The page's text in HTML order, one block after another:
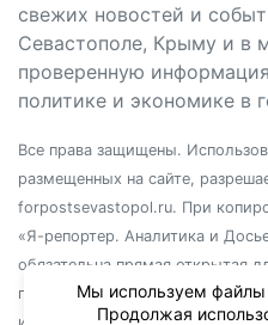
свежих новостей и
Севастополе, Крыму и в
проверенную
политике и экономике в
Все права защищены.
размещенных на сайте,
forpostsevastopol.ru. При
«Я-репортер. Аналитика и
обязательна прямая открытая
гиперссылка. Независимо от
Мы используем файлы
Продолжая